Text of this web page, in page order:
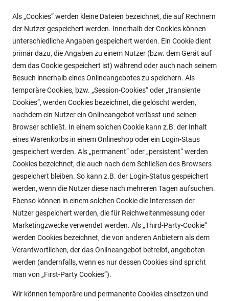
Als „Cookies“ werden kleine Dateien bezeichnet, die auf Rechnern
der Nutzer gespeichert werden. Innerhalb der Cookies können
unterschiedliche Angaben gespeichert werden. Ein Cookie dient
primär dazu, die Angaben zu einem Nutzer (bzw. dem Gerät auf
dem das Cookie gespeichert ist) während oder auch nach seinem
Besuch innerhalb eines Onlineangebotes zu speichern. Als
temporäre Cookies, bzw. „Session-Cookies“ oder „transiente
Cookies“, werden Cookies bezeichnet, die gelöscht werden,
nachdem ein Nutzer ein Onlineangebot verlässt und seinen
Browser schließt. In einem solchen Cookie kann z.B. der Inhalt
eines Warenkorbs in einem Onlineshop oder ein Login-Staus
gespeichert werden. Als „permanent“ oder „persistent“ werden
Cookies bezeichnet, die auch nach dem Schließen des Browsers
gespeichert bleiben. So kann z.B. der Login-Status gespeichert
werden, wenn die Nutzer diese nach mehreren Tagen aufsuchen.
Ebenso können in einem solchen Cookie die Interessen der
Nutzer gespeichert werden, die für Reichweitenmessung oder
Marketingzwecke verwendet werden. Als „Third-Party-Cookie“
werden Cookies bezeichnet, die von anderen Anbietern als dem
Verantwortlichen, der das Onlineangebot betreibt, angeboten
werden (andernfalls, wenn es nur dessen Cookies sind spricht
man von „First-Party Cookies“).
Wir können temporäre und permanente Cookies einsetzen und